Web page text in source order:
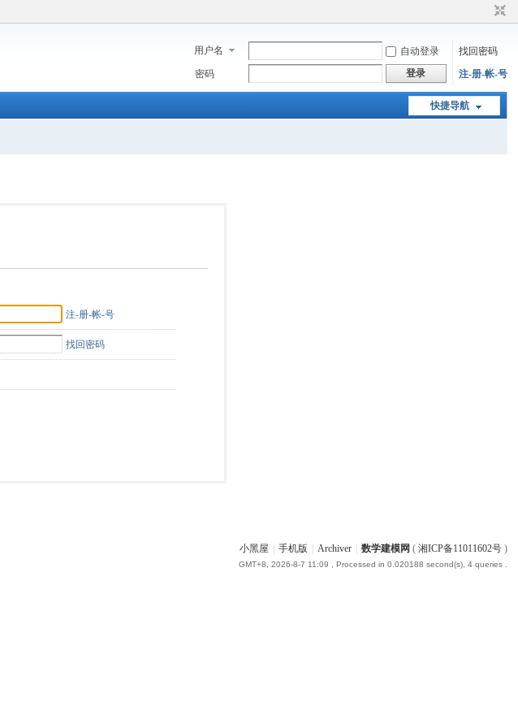
用户名 自动登录
找回密码
密码
登录 注-册-帐-号
快捷导航
注-册-帐-号
找回密码
小黑屋 手机版 Archiver 数学建模网 ( 湘ICP备11011602号)
GMT+8, 2026-8-7 11:09 , Processed in 0.020188 second(s), 4 queries .